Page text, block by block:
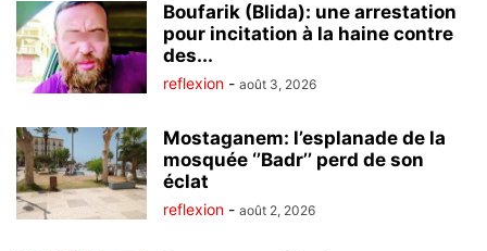
Boufarik (Blida): une arrestation
pour incitation à la haine contre
des...
reflexion - août 3, 2026
Mostaganem: l’esplanade de la
mosquée ‘’Badr’’ perd de son
éclat
reflexion - août 2, 2026